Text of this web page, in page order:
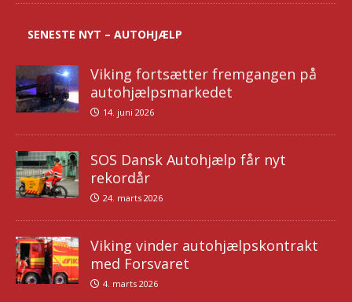
SENESTE NYT – AUTOHJÆLP
Viking fortsætter fremgangen på
autohjælpsmarkedet
14. juni 2026
SOS Dansk Autohjælp får nyt
rekordår
24. marts 2026
Viking vinder autohjælpskontrakt
med Forsvaret
4. marts 2026